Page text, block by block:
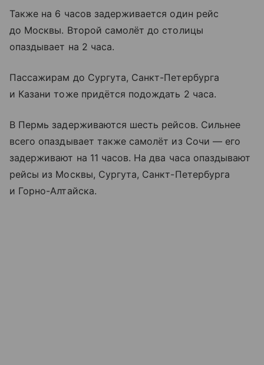
Также на 6 часов задерживается один рейс
до Москвы. Второй самолёт до столицы
опаздывает на 2 часа.
Пассажирам до Сургута, Санкт-Петербурга
и Казани тоже придётся подождать 2 часа.
В Пермь задерживаются шесть рейсов. Сильнее
всего опаздывает также самолёт из Сочи — его
задерживают на 11 часов. На два часа опаздывают
рейсы из Москвы, Сургута, Санкт-Петербурга
и Горно-Алтайска.